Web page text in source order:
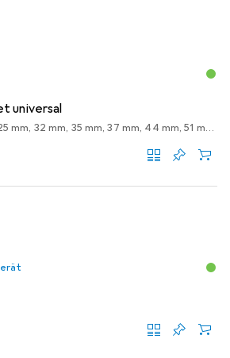
universal
16 mm, 19 mm, 22 mm, 25 mm, 32 mm, 35 mm, 37 mm, 44 mm, 51 mm, 57 mm, 64 mm, 68 mm, 76 mm